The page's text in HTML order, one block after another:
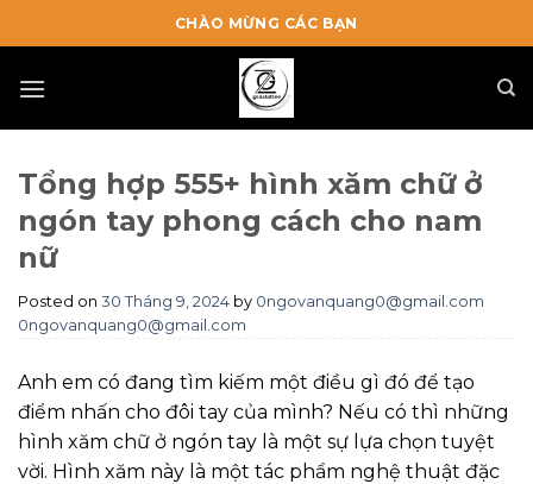
to
CHÀO MỪNG CÁC BẠN
Tổng hợp 555+ hình xăm chữ ở
ngón tay phong cách cho nam
nữ
Posted on 30 Tháng 9, 2024 by 0ngovanquang0@gmail.com
0ngovanquang0@gmail.com
Anh em có đang tìm kiếm một điều gì đó để tạo
điểm nhấn cho đôi tay của mình? Nếu có thì những
hình xăm chữ ở ngón tay là một sự lựa chọn tuyệt
vời. Hình xăm này là một tác phẩm nghệ thuật đặc